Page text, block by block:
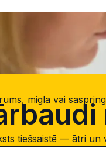
migla vai
tiešsaistē — ātri un